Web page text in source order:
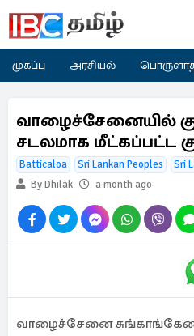
முகப்பு அரசியல்
வாழைச்சேனையில்
சடலமாக மீட்கப்பட்ட
Batticaloa Sri Lankan Peoples
Sri
By Dhilak
a month ago
வாழைச்சேனை